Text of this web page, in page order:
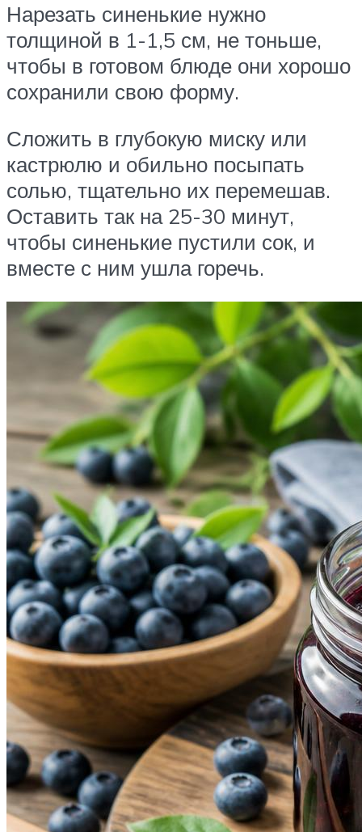
Нарезать синенькие нужно
толщиной в 1-1,5 см, не тоньше,
чтобы в готовом блюде они хорошо
сохранили свою форму.
Сложить в глубокую миску или
кастрюлю и обильно посыпать
солью, тщательно их перемешав.
Оставить так на 25-30 минут,
чтобы синенькие пустили сок, и
вместе с ним ушла горечь.